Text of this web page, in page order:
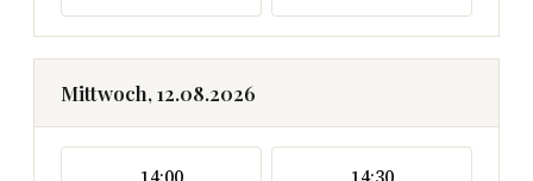
Mittwoch, 12.08.2026